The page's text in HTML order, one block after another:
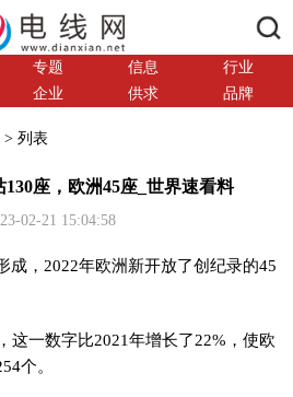
专题 信息
行业
企业 供求 品牌
> 列表
座，欧洲45座_世界速看料
02-21 15:04:58
成，2022年欧洲新开放了创纪录的45
这一数字比2021年增长了22%，使欧
254个。